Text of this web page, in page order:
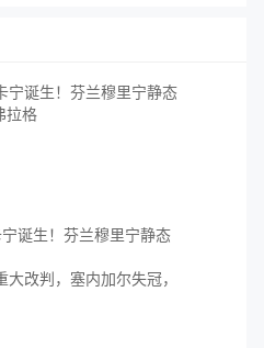
诞生！芬兰穆里宁静态